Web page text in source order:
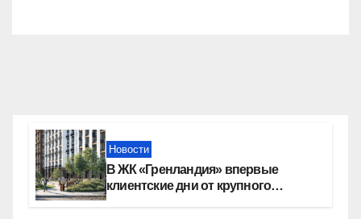
Новости
В ЖК «Гренландия» впервые
клиентские дни от крупного